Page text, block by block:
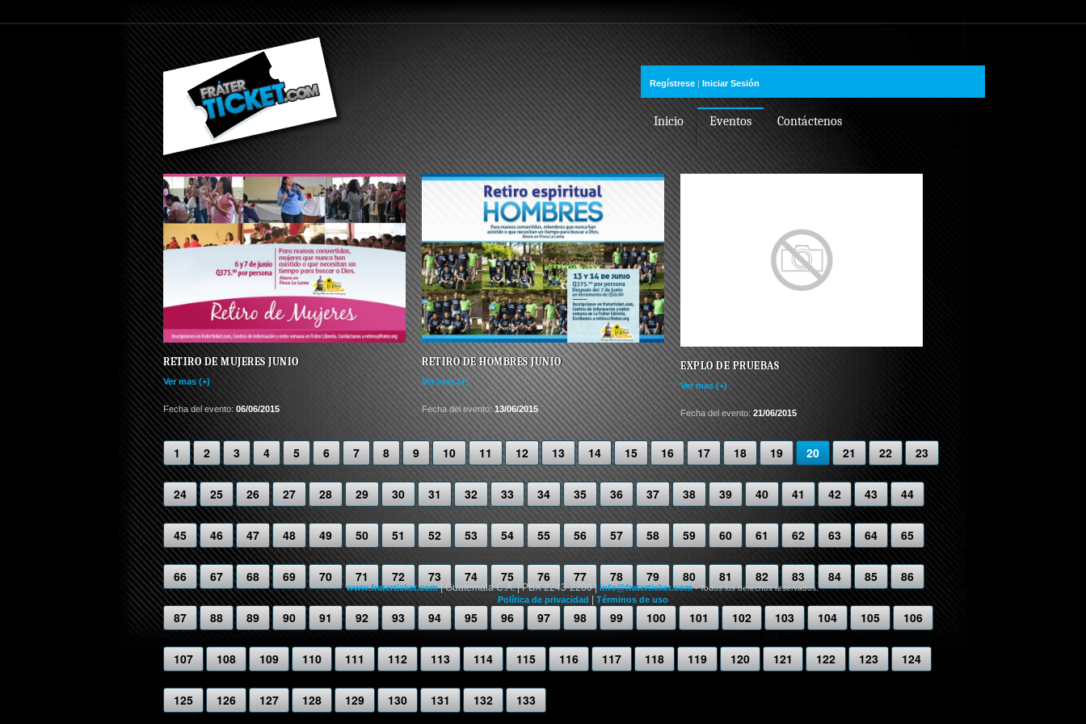
Regístrese | Iniciar Sesión
Inicio Eventos Contáctenos
RETIRO DE MUJERES JUNIO
Ver mas (+)
Fecha del evento:06/06/2015
RETIRO DE HOMBRES JUNIO
Ver mas (+)
Fecha del evento:13/06/2015
EXPLO DE PRUEBAS
Ver mas (+)
Fecha del evento:21/06/2015
1 2 3 4 5 6 7 8 9 10 11 12 13 14 15 16 17 18 19 20 21 22 23
24 25 26 27 28 29 30 31 32 33 34 35 36 37 38 39 40 41 42 43 44
45 46 47 48 49 50 51 52 53 54 55 56 57 58 59 60 61 62 63 64 65
66 67 68 69 70 71 72 73 74 75 76 77 78 79 80 81 82 83 84 85 86
87 88 89 90 91 92 93 94 95 96 97 98 99 100 101 102 103 104 105 106
107 108 109 110 111 112 113 114 115 116 117 118 119 120 121 122 123 124
125 126 127 128 129 130 131 132 133
www.fraterticket.com | Guatemala C.A. | PBX 2243-2200 | info@fraterticket.com - Todos los derechos reservados.
Política de privacidad Términos de uso